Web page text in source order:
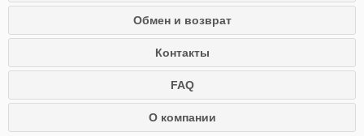
Обмен и возврат
Контакты
FAQ
О компании